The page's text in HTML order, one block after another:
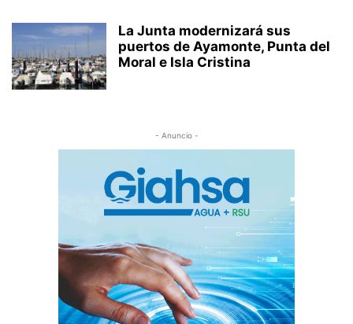
La Junta modernizará sus
puertos de Ayamonte, Punta del
Moral e Isla Cristina
- Anuncio -